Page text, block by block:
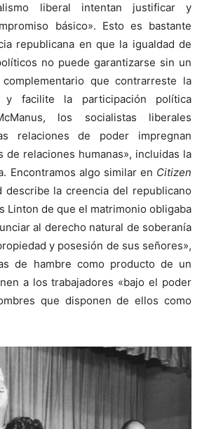
liberal intentan justificar y
básico». Esto es bastante
republicana en que la igualdad de
no puede garantizarse sin un
que contrarreste la
y facilite la participación política
los socialistas liberales
relaciones de poder impregnan
de relaciones humanas», incluidas la
Encontramos algo similar en Citizen
describe la creencia del republicano
Linton de que el matrimonio obligaba
al derecho natural de soberanía
y posesión de sus señores»,
de hambre como producto de un
a los trabajadores «bajo el poder
que disponen de ellos como